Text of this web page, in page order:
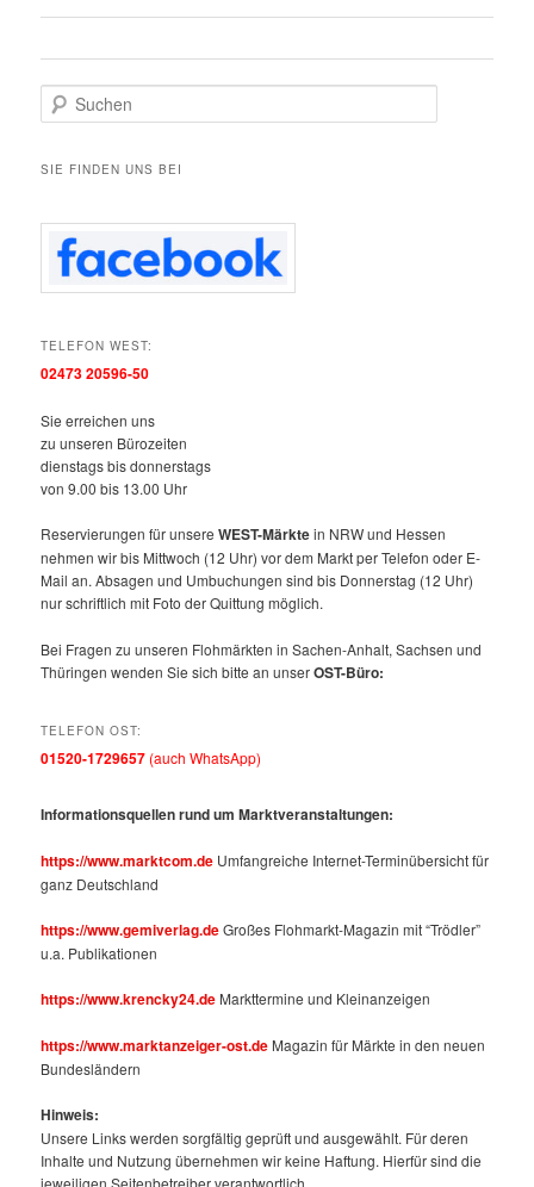
u
h
SIE FINDEN UNS BEI
TELEFON WEST:
02473 20596-50
Sie erreichen uns
zu unseren Bürozeiten
dienstags bis donnerstags
von 9.00 bis 13.00 Uhr
Reservierungen für unsereWEST-Märktein NRW und Hessen
nehmen wir bis Mittwoch (12 Uhr) vor dem Markt per Telefon oder E-
Mail an. Absagen und Umbuchungen sind bis Donnerstag (12 Uhr)
nur schriftlich mit Foto der Quittung möglich.
Bei Fragen zu unseren Flohmärkten in Sachen-Anhalt, Sachsen und
Thüringen wenden Sie sich bitte an unserOST-Büro:
TELEFON OST:
01520-1729657 (auch WhatsApp)
Informationsquellen rund um Marktveranstaltungen:
https://www.marktcom.de Umfangreiche Internet-Terminübersicht für
ganz Deutschland
https://www.gemiverlag.deGroßes Flohmarkt-Magazin mit “Trödler”
u.a. Publikationen
https://www.krencky24.de Markttermine und Kleinanzeigen
https://www.marktanzeiger-ost.de Magazin für Märkte in den neuen
Bundesländern
Hinweis:
Unsere Links werden sorgfältig geprüft und ausgewählt. Für deren
Inhalte und Nutzung übernehmen wir keine Haftung. Hierfür sind die
jeweiligen Seitenbetreiber verantwortlich.